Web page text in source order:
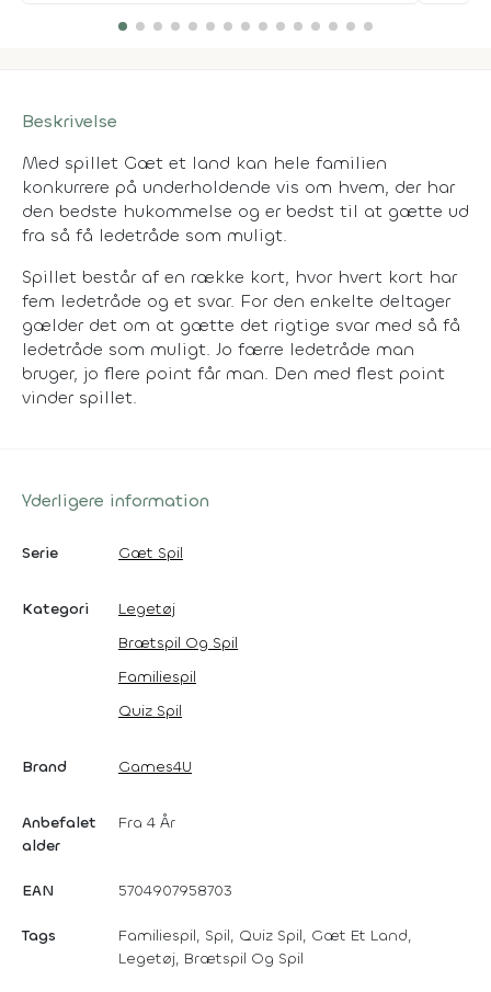
Beskrivelse
Med spillet Gæt et land kan hele familien
konkurrere på underholdende vis om hvem, der har
den bedste hukommelse og er bedst til at gætte ud
fra så få ledetråde som muligt.
Spillet består af en række kort, hvor hvert kort har
fem ledetråde og et svar. For den enkelte deltager
gælder det om at gætte det rigtige svar med så få
ledetråde som muligt. Jo færre ledetråde man
bruger, jo flere point får man. Den med flest point
vinder spillet.
Yderligere information
Serie Gæt Spil
Kategori
Legetøj
Brætspil Og Spil
Familiespil
Quiz Spil
Brand Games4U
Anbefalet
alder
Fra 4 År
EAN 5704907958703
Tags
Familiespil, Spil, Quiz Spil, Gæt Et Land,
Legetøj, Brætspil Og Spil